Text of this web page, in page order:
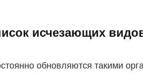
исчезающих